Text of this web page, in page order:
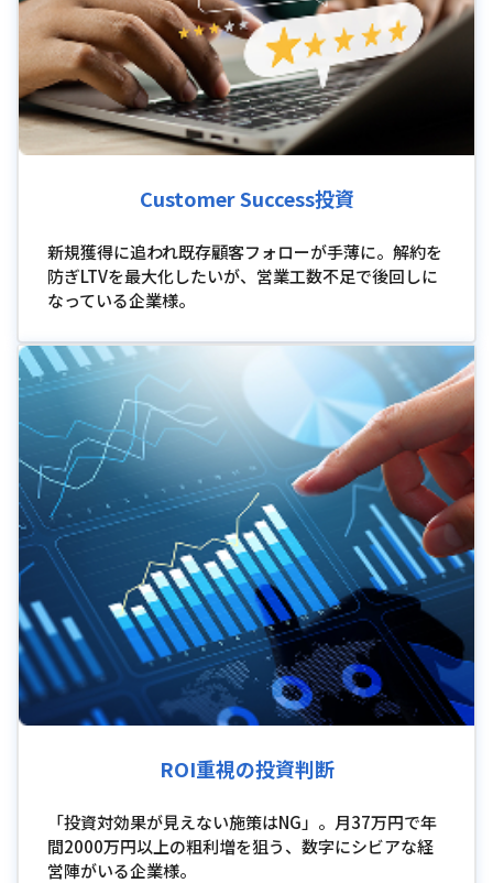
Customer Success投資
新規獲得に追われ既存顧客フォローが手薄に。解約を
防ぎLTVを最大化したいが、営業工数不足で後回しに
なっている企業様。
ROI重視の投資判断
「投資対効果が見えない施策はNG」。月37万円で年
間2000万円以上の粗利増を狙う、数字にシビアな経
営陣がいる企業様。